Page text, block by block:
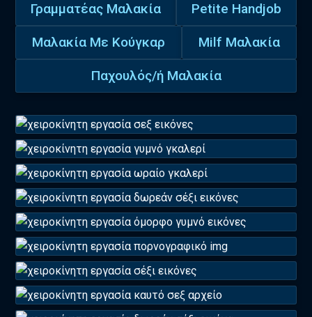
Γραμματέας Μαλακία Petite Handjob
Μαλακία Με Κούγκαρ Milf Μαλακία
Παχουλός/ή Μαλακία